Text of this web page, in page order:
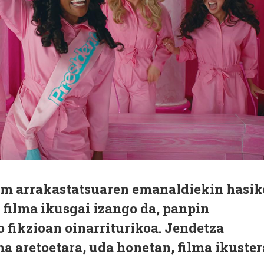
arrakastatsuaren emanaldiekin
filma ikusgai izango da, panpin
fikzioan oinarriturikoa. Jendetza
aretoetara, uda honetan, filma